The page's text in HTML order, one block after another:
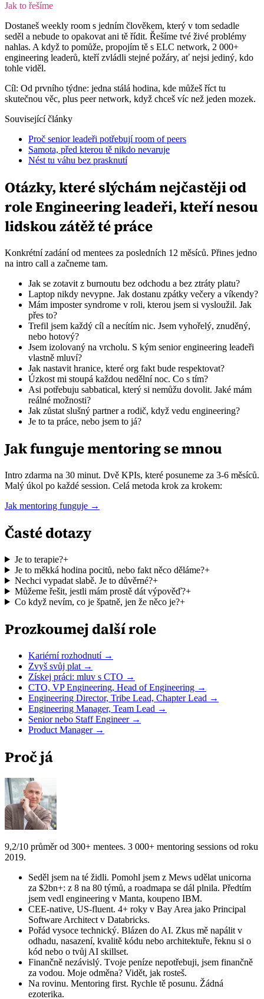
Jak to řešíme
Dostaneš weekly room s jedním člověkem, který v tom sedadle
seděl a nebude to opakovat ani tě řídit. Řešíme tvé živé problémy
nahlas. A když to pomůže, propojím tě s ELC network, 2 000+
engineering leaderů, kteří zvládli stejné požáry, ať nejsi jediný, kdo
tohle viděl.
Cíl: Od prvního týdne: jedna stálá hodina, kde můžeš říct tu
skutečnou věc, plus peer network, když chceš víc než jeden mozek.
Související články
Proč senior leadeři potřebují room of peers
Samota, před kterou tě nikdo nevaruje
Nést tu váhu bez prasknutí
Otázky, které slýchám nejčastěji od
role Engineering leadeři, kteří nesou
lidskou zátěž té práce
Konkrétní zadání od mentees za posledních 12 měsíců. Přines jedno
na intro call a začneme tam.
Jak se zotavit z burnoutu bez odchodu a bez ztráty platu?
Laptop nikdy nevypne. Jak dostanu zpátky večery a víkendy?
Mám imposter syndrome v roli, kterou jsem si vysloužil. Jak
přes to?
Trefil jsem každý cíl a necítím nic. Jsem vyhořelý, znuděný,
nebo hotový?
Jsem izolovaný na vrcholu. S kým senior engineering leadeři
vlastně mluví?
Jak nastavit hranice, které org fakt bude respektovat?
Úzkost mi stoupá každou nedělní noc. Co s tím?
Asi potřebuju sabbatical, který si nemůžu dovolit. Jaké mám
reálné možnosti?
Jak zůstat slušný partner a rodič, když vedu engineering?
Je to ta práce, nebo jsem to já?
Jak funguje mentoring se mnou
Intro zdarma na 30 minut. Dvě KPIs, které posuneme za 3-6 měsíců.
Malý úkol po každé session. Celá metoda krok za krokem:
Jak mentoring funguje →
Časté dotazy
Je to terapie?+
Je to měkká hodina pocitů, nebo fakt něco děláme?+
Nechci vypadat slabě. Je to důvěrné?+
Můžeme řešit, jestli mám prostě dát výpověď?+
Co když nevím, co je špatně, jen že něco je?+
Prozkoumej další role
Kariérní rozhodnutí →
Zvyš svůj plat →
Získej práci: mluv s CTO →
CTO, VP Engineering, Head of Engineering →
Engineering Director, Tribe Lead, Chapter Lead →
Engineering Manager, Team Lead →
Senior nebo Staff Engineer →
Product Manager →
Proč já
9,2/10 průměr od 300+ mentees. 3 000+ mentoring sessions od roku
2019.
Seděl jsem na té židli. Pomohl jsem z Mews udělat unicorna
za $2bn+: z 8 na 80 týmů, a roadmapa se dál plnila. Předtím
jsem vedl engineering v Manta, koupeno IBM.
CEE-native, US-fluent. 4+ roky v Bay Area jako Principal
Software Architect v Databricks.
Pořád vysoce technický. Blázen do AI. Zkus mě napálit v
odhadu, nasazení, kvalitě kódu nebo architektuře, řeknu si o
kód nebo o tvůj AI skillset.
Finančně nezávislý. Tvoje peníze nepotřebuji, jsem finančně
za vodou. Moje odměna? Vidět, jak rosteš.
Na rovinu. Mentoring first. Rychle tě posunu. Žádná
ezoterika.